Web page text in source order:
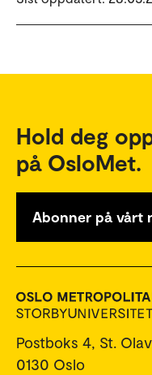
Hold deg
på OsloMet.
Abonner på vårt
Postboks 4, St.
0130 Oslo